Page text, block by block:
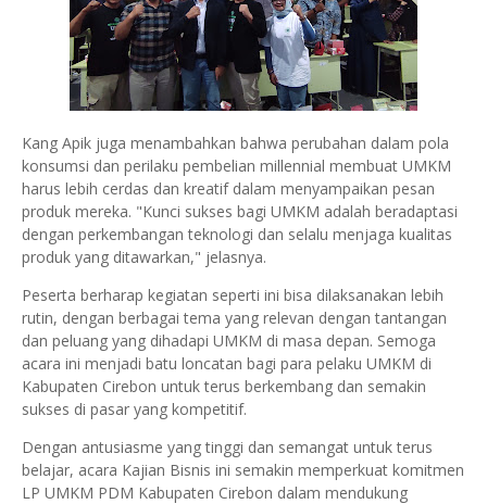
Kang Apik juga menambahkan bahwa perubahan dalam pola
konsumsi dan perilaku pembelian millennial membuat UMKM
harus lebih cerdas dan kreatif dalam menyampaikan pesan
produk mereka. "Kunci sukses bagi UMKM adalah beradaptasi
dengan perkembangan teknologi dan selalu menjaga kualitas
produk yang ditawarkan," jelasnya.
Peserta berharap kegiatan seperti ini bisa dilaksanakan lebih
rutin, dengan berbagai tema yang relevan dengan tantangan
dan peluang yang dihadapi UMKM di masa depan. Semoga
acara ini menjadi batu loncatan bagi para pelaku UMKM di
Kabupaten Cirebon untuk terus berkembang dan semakin
sukses di pasar yang kompetitif.
Dengan antusiasme yang tinggi dan semangat untuk terus
belajar, acara Kajian Bisnis ini semakin memperkuat komitmen
LP UMKM PDM Kabupaten Cirebon dalam mendukung